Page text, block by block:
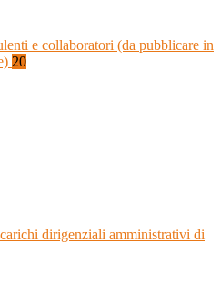
e collaboratori (da pubblicare in
20
dirigenziali amministrativi di